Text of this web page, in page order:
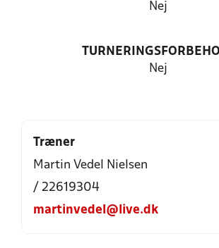
Nej
Nej
Træner
Martin Vedel Nielsen
/ 22619304
martinvedel@live.dk